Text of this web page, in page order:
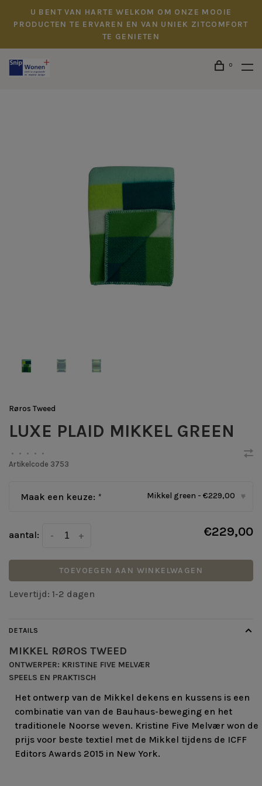
U BENT VAN HARTE WELKOM OM ONZE MOOIE
PRODUCTEN TE ERVAREN EN VAN UNIEK ZITCOMFORT
TE GENIETEN
0
Røros Tweed
LUXE PLAID MIKKEL GREEN
• • • •
•
Artikelcode 3753
Maak een keuze: * Mikkel green - €229,00 ▾
aantal: +
- €229,00
TOEVOEGEN AAN WINKELWAGEN
Levertijd: 1-2 dagen
DETAILS
MIKKEL RØROS TWEED
ONTWERPER: KRISTINE FIVE MELVÆR
SPEELS EN PRAKTISCH
Het ontwerp van de Mikkel dekens en kussens is een
combinatie van van de Bauhaus-beweging en het
traditionele Noorse weven. Kristine Five Melvær won de
prijs voor beste textiel met de Mikkel tijdens de ICFF
Editors Awards 2015 in New York.